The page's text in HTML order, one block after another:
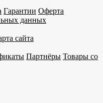
Гарантии Оферта
данных
сайта
Партнёры Товары со